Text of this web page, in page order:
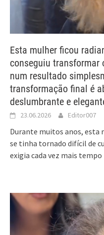
Esta mulher ficou
conseguiu transformar
num resultado
transformação final é
deslumbrante e
23.06.2026 Editor007
Durante muitos anos, esta
se tinha tornado difícil de
exigia cada vez mais tempo